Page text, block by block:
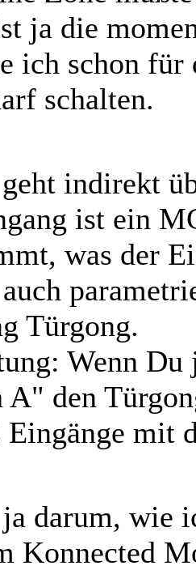
ja die
ich schon
schalten.
indirekt
ist ein
was der
Türgong.
Wenn
A" den
mit
darum, wie
Konnected